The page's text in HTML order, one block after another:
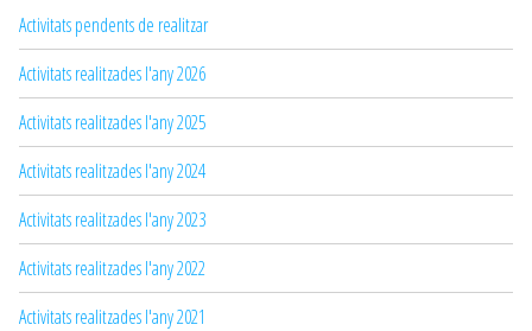
Activitats pendents de realitzar
Activitats realitzades l'any 2026
Activitats realitzades l'any 2025
Activitats realitzades l'any 2024
Activitats realitzades l'any 2023
Activitats realitzades l'any 2022
Activitats realitzades l'any 2021